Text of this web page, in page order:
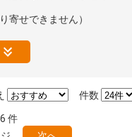
寄せできません）
除
件数
6 件